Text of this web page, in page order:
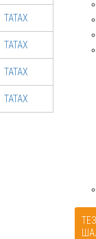
ТАТАХ
ТАТАХ
ТАТАХ
ТАТАХ